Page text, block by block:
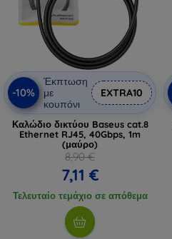
-10%
Έκπτωση
με
κουπόνι
EXTRA10
Καλώδιο δικτύου Baseus cat.8
Ethernet RJ45, 40Gbps, 1m
(μαύρο)
8,90 €
7,11 €
Τελευταίο τεμάχιο σε απόθεμα